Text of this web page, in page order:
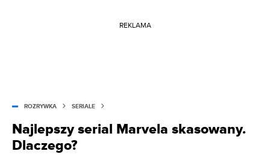
REKLAMA
ROZRYWKA SERIALE
Najlepszy serial Marvela skasowany.
Dlaczego?